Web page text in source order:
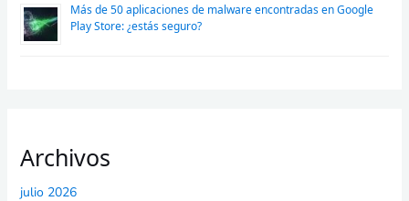
Más de 50 aplicaciones de malware encontradas en Google
Play Store: ¿estás seguro?
Archivos
julio 2026